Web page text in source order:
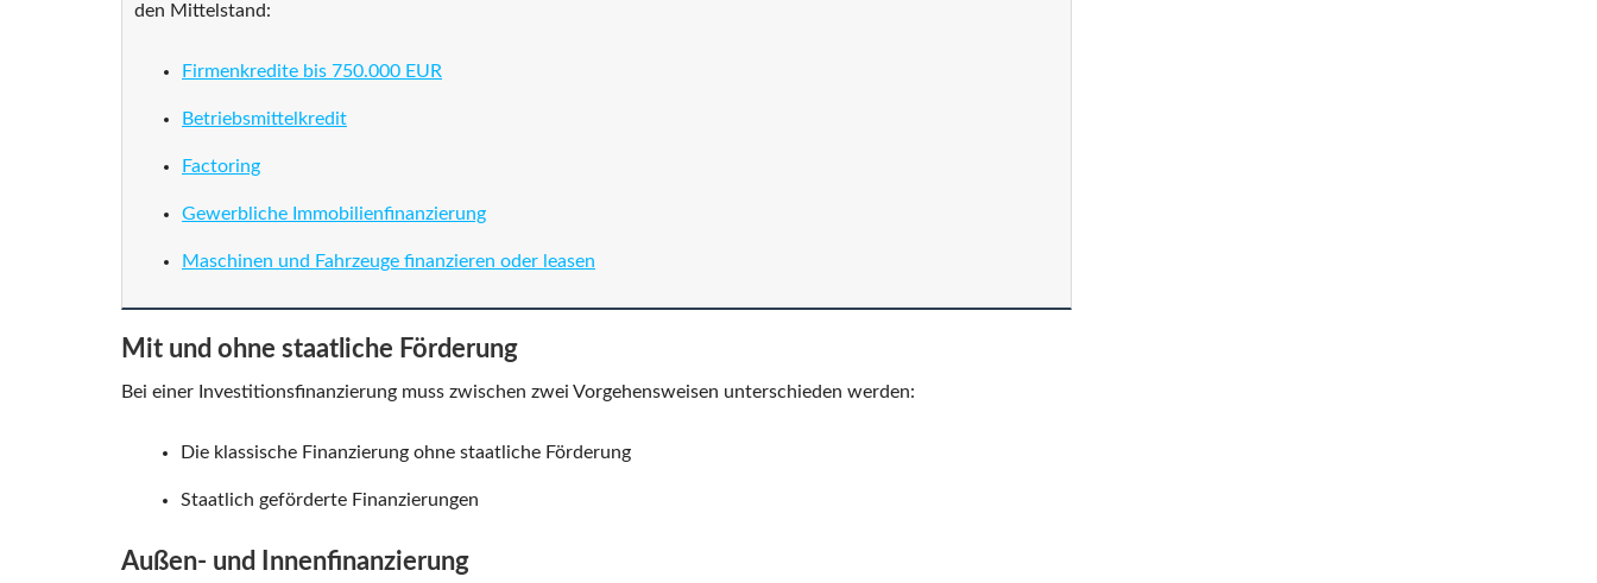
den Mittelstand:
Firmenkredite bis 750.000 EUR
Betriebsmittelkredit
Factoring
Gewerbliche Immobilienfinanzierung
Maschinen und Fahrzeuge finanzieren oder leasen
Mit und ohne staatliche Förderung
Bei einer Investitionsfinanzierung muss zwischen zwei Vorgehensweisen unterschieden werden:
Die klassische Finanzierung ohne staatliche Förderung
Staatlich geförderte Finanzierungen
Außen- und Innenfinanzierung